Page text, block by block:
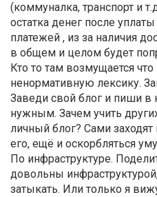
(коммуналка, транспорт и
остатка денег после
платежей , из за наличия
в общем и целом будет
Кто то там возмущается
ненормативную лексику.
Заведи свой блог и пиши в
нужным. Зачем учить
личный блог? Сами
его, ещё и оскорбляться
По инфраструктуре.
довольны
затыкать. Или только я